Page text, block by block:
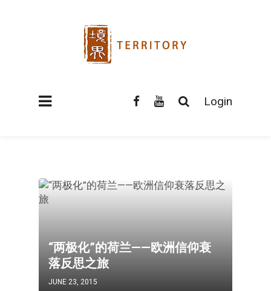
Login
“两极化”的荷兰——欧洲信仰衰
落反思之旅
JUNE 23, 2015